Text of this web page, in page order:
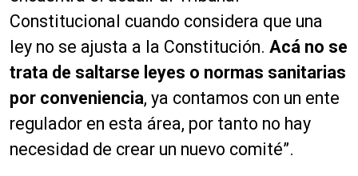
Constitucional cuando considera que una
ley no se ajusta a la Constitución. Acá no se
trata de saltarse leyes o normas sanitarias
por conveniencia, ya contamos con un ente
regulador en esta área, por tanto no hay
necesidad de crear un nuevo comité”.